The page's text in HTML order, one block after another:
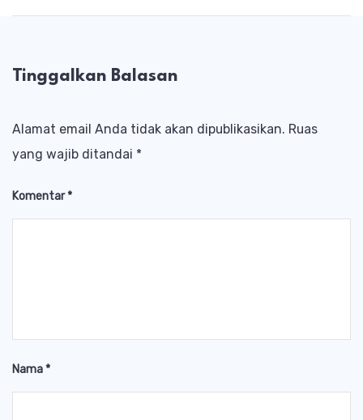
Tinggalkan Balasan
Alamat email Anda tidak akan dipublikasikan. Ruas
yang wajib ditandai *
Komentar*
Nama*